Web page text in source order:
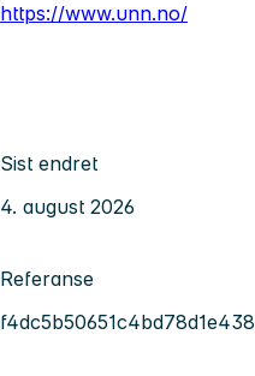
https://www.unn.no/
Sist endret
4. august 2026
Referanse